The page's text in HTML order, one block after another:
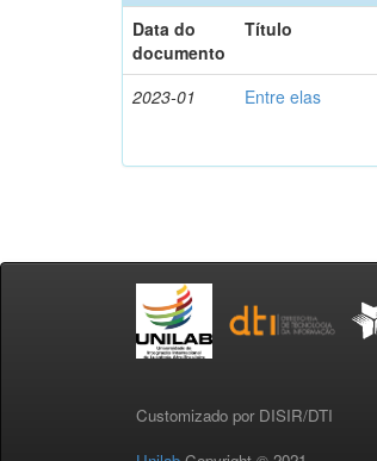
Data do
documento
Título
2023-01 Entre elas
Customizado por DISIR/DTI